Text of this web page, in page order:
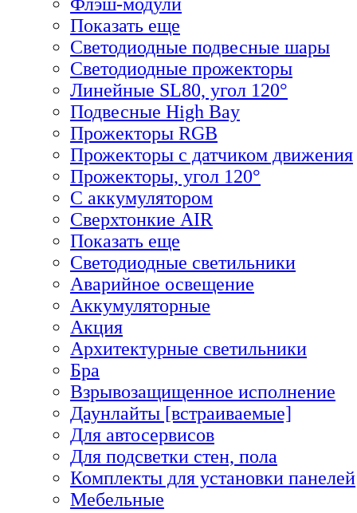
Показать еще
Светодиодные подвесные шары
Светодиодные прожекторы
Линейные SL80, угол 120°
Подвесные High Bay
Прожекторы RGB
Прожекторы с датчиком движения
Прожекторы, угол 120°
С аккумулятором
Сверхтонкие AIR
Показать еще
Светодиодные светильники
Аварийное освещение
Аккумуляторные
Акция
Архитектурные светильники
Бра
Взрывозащищенное исполнение
Даунлайты [встраиваемые]
Для автосервисов
Для подсветки стен, пола
Комплекты для установки панелей
Мебельные